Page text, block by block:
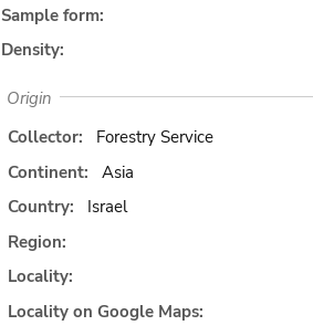
Sample form:
Density:
Origin
Collector:
Forestry Service
Continent:
Asia
Country:
Israel
Region:
Locality:
Locality on Google Maps: